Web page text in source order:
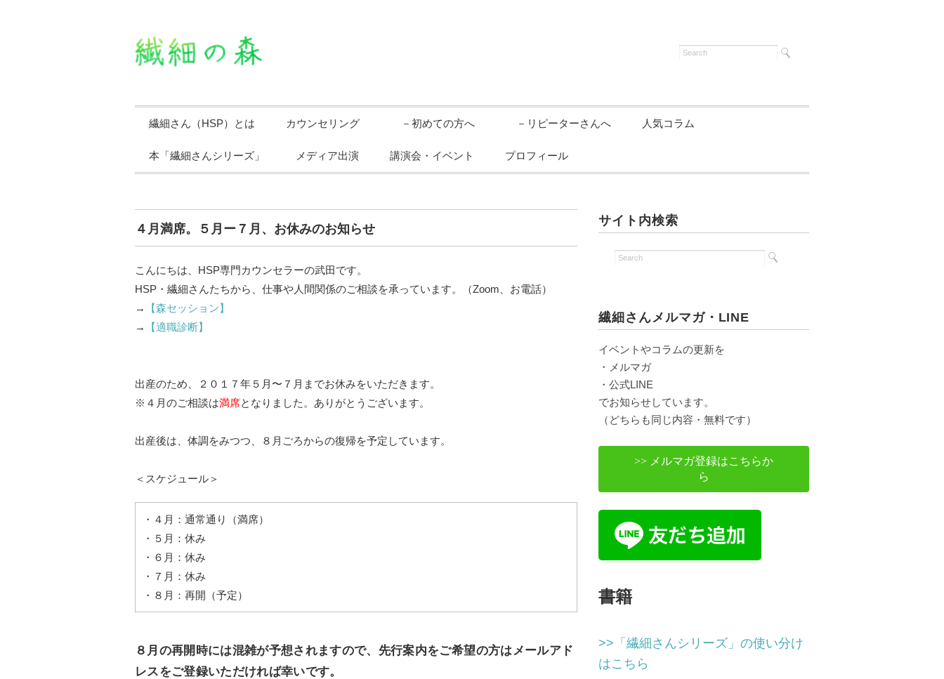
繊細さん（HSP）とは カウンセリング －初めての方へ －リピーターさんへ 人気コラム
本「繊細さんシリーズ」 メディア出演 講演会・イベント プロフィール
４月満席。５月ー７月、お休みのお知らせ
こんにちは、HSP専門カウンセラーの武田です。
HSP・繊細さんたちから、仕事や人間関係のご相談を承っています。（Zoom、お電話）
→
【森セッション】
→
【適職診断】
出産のため、２０１７年５月〜７月までお休みをいただきます。
※４月のご相談は満席となりました。ありがとうございます。
出産後は、体調をみつつ、８月ごろからの復帰を予定しています。
＜スケジュール＞
・４月：通常通り（満席）
・５月：休み
・６月：休み
・７月：休み
・８月：再開（予定）
８月の再開時には混雑が予想されますので、先行案内をご希望の方はメールアド
レスをご登録いただければ幸いです。
サイト内検索
繊細さんメルマガ・LINE
イベントやコラムの更新を
・メルマガ
・公式LINE
でお知らせしています。
（どちらも同じ内容・無料です）
>> メルマガ登録はこちらか
ら
書籍
>>「繊細さんシリーズ」の使い分け
はこちら